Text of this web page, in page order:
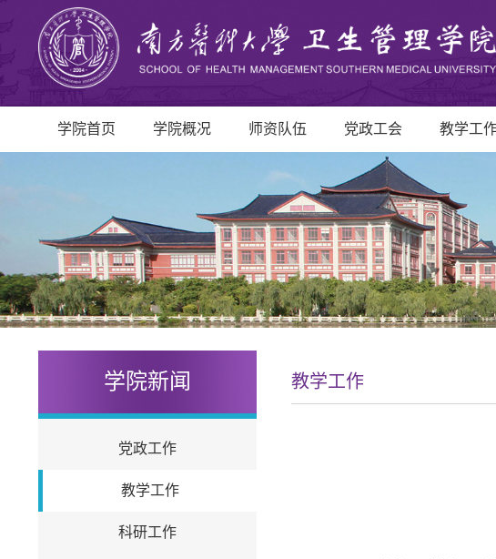
学院首页 学院概况 师资队伍 党政工会 教学工
学院新闻
党政工作
教学工作
科研工作
教学工作